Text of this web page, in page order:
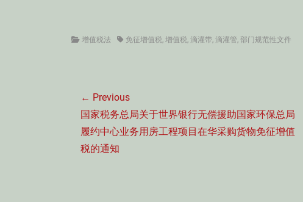
Categories
增值税法 Tags免征增值税, 增值税, 滴灌带, 滴灌管, 部门规范性文件
章
导
航
← Previous
Previous
post:
国家税务总局关于世界银行无偿援助国家环保总局
履约中心业务用房工程项目在华采购货物免征增值
税的通知